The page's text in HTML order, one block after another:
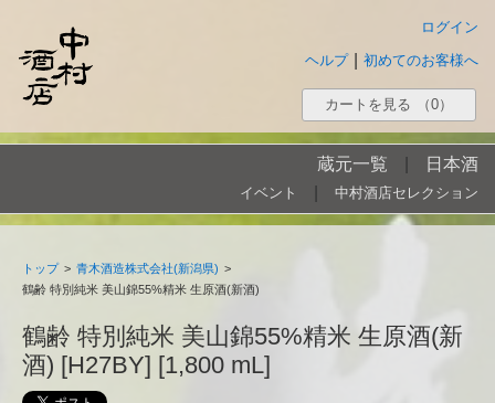
ログイン
初めてのお客様へ
ヘルプ
カートを見る （0）
蔵元一覧 日本酒
イベント 中村酒店セレクション
トップ > 青木酒造株式会社(新潟県) >
鶴齢 特別純米 美山錦55%精米 生原酒(新酒)
鶴齢 特別純米 美山錦55%精米 生原酒(新
酒) [H27BY] [1,800 mL]